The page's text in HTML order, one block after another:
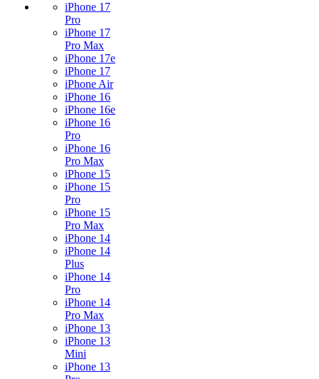
iPhone 17
Pro
iPhone 17
Pro Max
iPhone 17e
iPhone 17
iPhone Air
iPhone 16
iPhone 16e
iPhone 16
Pro
iPhone 16
Pro Max
iPhone 15
iPhone 15
Pro
iPhone 15
Pro Max
iPhone 14
iPhone 14
Plus
iPhone 14
Pro
iPhone 14
Pro Max
iPhone 13
iPhone 13
Mini
iPhone 13